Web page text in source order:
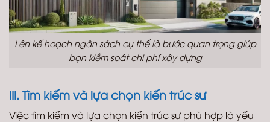
Lên kế hoạch ngân sách cụ thể là bước quan trọng giúp
bạn kiểm soát chi phí xây dựng
III. Tìm kiếm và lựa chọn kiến trúc sư
Việc tìm kiếm và lựa chọn kiến trúc sư phù hợp là yếu